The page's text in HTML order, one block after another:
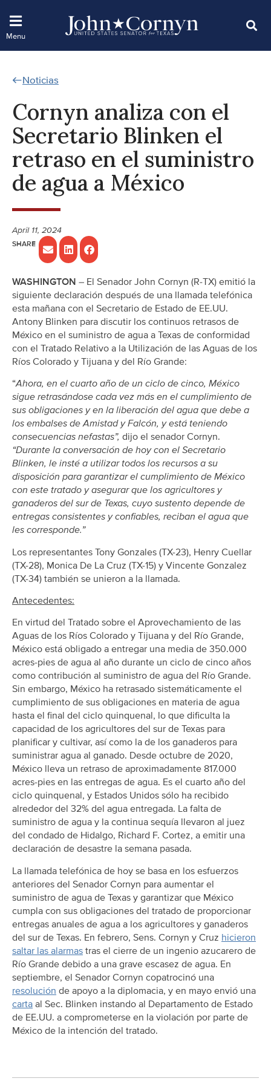
Noticias
Cornyn analiza con el
Secretario Blinken el
retraso en el suministro
de agua a México
April 11, 2024
WASHINGTON – El Senador John Cornyn (R-TX) emitió la
siguiente declaración después de una llamada telefónica
esta mañana con el Secretario de Estado de EE.UU.
Antony Blinken para discutir los continuos retrasos de
México en el suministro de agua a Texas de conformidad
con el Tratado Relativo a la Utilización de las Aguas de los
Ríos Colorado y Tijuana y del Río Grande:
“Ahora, en el cuarto año de un ciclo de cinco, México
sigue retrasándose cada vez más en el cumplimiento de
sus obligaciones y en la liberación del agua que debe a
los embalses de Amistad y Falcón, y está teniendo
consecuencias nefastas”, dijo el senador Cornyn.
“Durante la conversación de hoy con el Secretario
Blinken, le insté a utilizar todos los recursos a su
disposición para garantizar el cumplimiento de México
con este tratado y asegurar que los agricultores y
ganaderos del sur de Texas, cuyo sustento depende de
entregas consistentes y confiables, reciban el agua que
les corresponde.”
Los representantes Tony Gonzales (TX-23), Henry Cuellar
(TX-28), Monica De La Cruz (TX-15) y Vincente Gonzalez
(TX-34) también se unieron a la llamada.
Antecedentes:
En virtud del Tratado sobre el Aprovechamiento de las
Aguas de los Ríos Colorado y Tijuana y del Río Grande,
México está obligado a entregar una media de 350.000
acres-pies de agua al año durante un ciclo de cinco años
como contribución al suministro de agua del Río Grande.
Sin embargo, México ha retrasado sistemáticamente el
cumplimiento de sus obligaciones en materia de agua
hasta el final del ciclo quinquenal, lo que dificulta la
capacidad de los agricultores del sur de Texas para
planificar y cultivar, así como la de los ganaderos para
suministrar agua al ganado. Desde octubre de 2020,
México lleva un retraso de aproximadamente 817.000
acres-pies en las entregas de agua. Es el cuarto año del
ciclo quinquenal, y Estados Unidos sólo ha recibido
alrededor del 32% del agua entregada. La falta de
suministro de agua y la continua sequía llevaron al juez
del condado de Hidalgo, Richard F. Cortez, a emitir una
declaración de desastre la semana pasada.
La llamada telefónica de hoy se basa en los esfuerzos
anteriores del Senador Cornyn para aumentar el
suministro de agua de Texas y garantizar que México
cumpla con sus obligaciones del tratado de proporcionar
entregas anuales de agua a los agricultores y ganaderos
del sur de Texas. En febrero, Sens. Cornyn y Cruz hicieron
saltar las alarmas tras el cierre de un ingenio azucarero de
Río Grande debido a una grave escasez de agua. En
septiembre, el Senador Cornyn copatrocinó una
resolución de apoyo a la diplomacia, y en mayo envió una
carta al Sec. Blinken instando al Departamento de Estado
de EE.UU. a comprometerse en la violación por parte de
México de la intención del tratado.